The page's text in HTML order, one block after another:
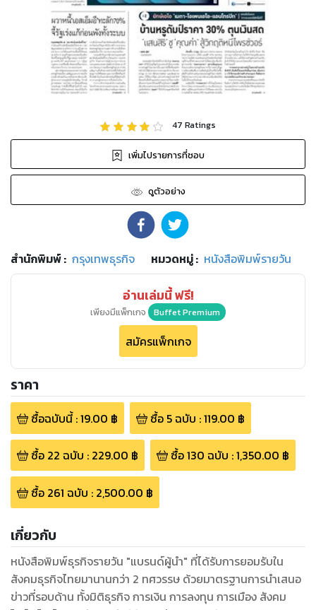
47 Ratings
เพิ่มไปรายการที่ชอบ
ดูตัวอย่าง
สำนักพิมพ์: กรุงเทพธุรกิจ หมวดหมู่: หนังสือพิมพ์รายวัน
อ่านเล่มนี้ ฟรี!
เพียงมีแพ็กเกจ Buffet Premium
สมัครแพ็กเกจ
ราคา
ซื้อฉบับนี้:19.00 ฿ ซื้อ 5ฉบับ :119.00 ฿
ซื้อ 22 ฉบับ : 229.00 ฿ ซื้อ130 ฉบับ :1,350.00 ฿
ซื้อ 261 ฉบับ : 2,500.00 ฿
เกี่ยวกับ
หนังสือพิมพ์ธุรกิจรายวัน "แบรนด์ผู้นำ" ที่ได้รับการยอมรับใน
สังคมธุรกิจไทยมานานกว่า 2 ทศวรรษ ด้วยมาตรฐานการนำเสนอ
ข่าวที่รอบด้าน ทั้งมิติธุรกิจ การเงิน การลงทุน การเมือง สังคม